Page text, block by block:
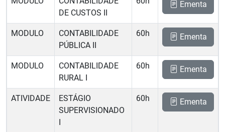
DE CUSTOS II
Ementa
MODULO
CONTABILIDADE
PÚBLICA II
60h Ementa
MODULO
CONTABILIDADE
RURAL I
60h Ementa
ATIVIDADE
ESTÁGIO
SUPERVISIONADO
I
60h Ementa